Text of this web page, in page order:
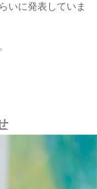
いに発表していま